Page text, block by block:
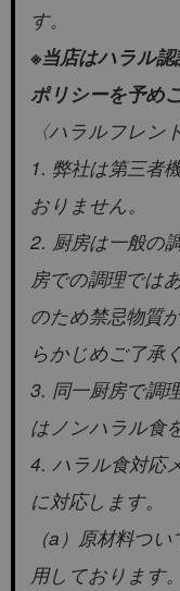
す。
※当店はハラル
ポリシーを予め
〈ハラルフレン
1. 弊社は第三者
おりません。
2. 厨房は一般の
房での調理では
のため禁忌物質
らかじめご了承
3. 同一厨房で調
はノンハラル食
4. ハラル食対応
に対応します。
（a）原材料つ
用しております。